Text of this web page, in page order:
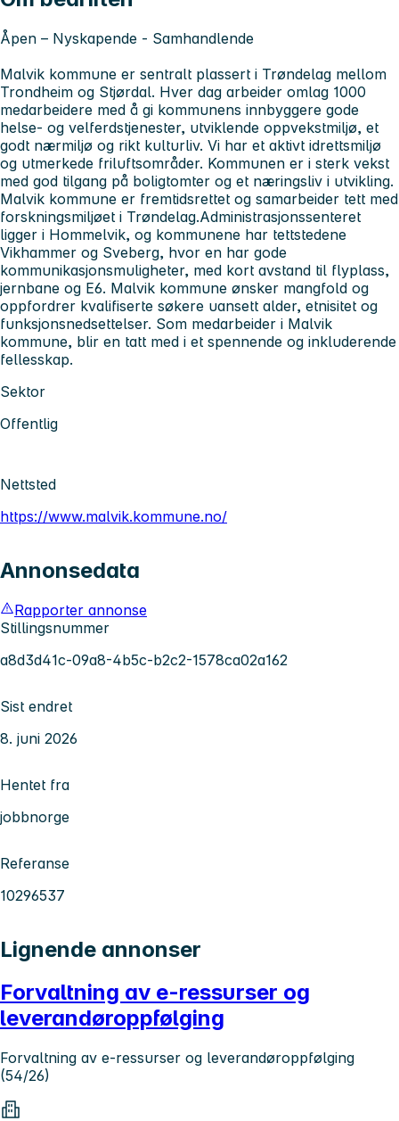
Åpen – Nyskapende - Samhandlende
Malvik kommune er sentralt plassert i Trøndelag mellom
Trondheim og Stjørdal. Hver dag arbeider omlag 1000
medarbeidere med å gi kommunens innbyggere gode
helse- og velferdstjenester, utviklende oppvekstmiljø, et
godt nærmiljø og rikt kulturliv. Vi har et aktivt idrettsmiljø
og utmerkede friluftsområder. Kommunen er i sterk vekst
med god tilgang på boligtomter og et næringsliv i utvikling.
Malvik kommune er fremtidsrettet og samarbeider tett med
forskningsmiljøet i Trøndelag.Administrasjonssenteret
ligger i Hommelvik, og kommunene har tettstedene
Vikhammer og Sveberg, hvor en har gode
kommunikasjonsmuligheter, med kort avstand til flyplass,
jernbane og E6. Malvik kommune ønsker mangfold og
oppfordrer kvalifiserte søkere uansett alder, etnisitet og
funksjonsnedsettelser. Som medarbeider i Malvik
kommune, blir en tatt med i et spennende og inkluderende
fellesskap.
Sektor
Offentlig
Nettsted
https://www.malvik.kommune.no/
Annonsedata
Rapporter annonse
Stillingsnummer
a8d3d41c-09a8-4b5c-b2c2-1578ca02a162
Sist endret
8. juni 2026
Hentet fra
jobbnorge
Referanse
10296537
Lignende annonser
Forvaltning av e-ressurser og
leverandøroppfølging
Forvaltning av e-ressurser og leverandøroppfølging
(54/26)